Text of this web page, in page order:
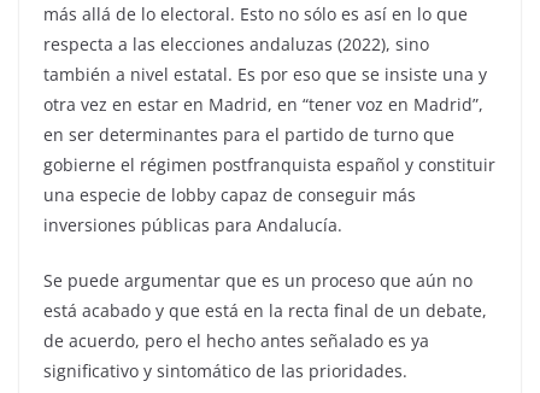
más allá de lo electoral. Esto no sólo es así en lo que
respecta a las elecciones andaluzas (2022), sino
también a nivel estatal. Es por eso que se insiste una y
otra vez en estar en Madrid, en “tener voz en Madrid”,
en ser determinantes para el partido de turno que
gobierne el régimen postfranquista español y constituir
una especie de lobby capaz de conseguir más
inversiones públicas para Andalucía.
Se puede argumentar que es un proceso que aún no
está acabado y que está en la recta final de un debate,
de acuerdo, pero el hecho antes señalado es ya
significativo y sintomático de las prioridades.